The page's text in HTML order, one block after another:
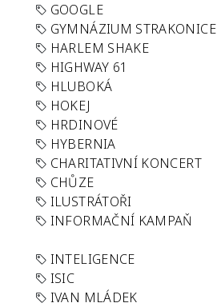
GOOGLE
GYMNÁZIUM STRAKONICE
HARLEM SHAKE
HIGHWAY 61
HLUBOKÁ
HOKEJ
HRDINOVÉ
HYBERNIA
CHARITATIVNÍ KONCERT
CHŮZE
ILUSTRÁTOŘI
INFORMAČNÍ KAMPAŇ
INTELIGENCE
ISIC
IVAN MLÁDEK